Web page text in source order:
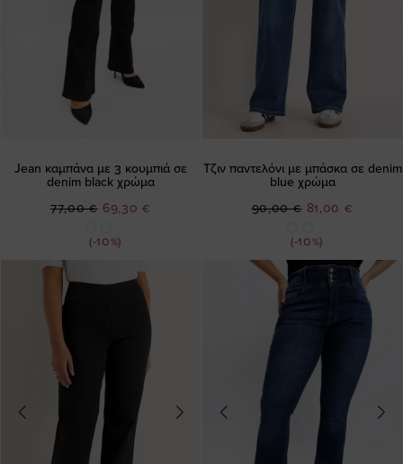
Jean καμπάνα με 3 κουμπιά σε
denim black χρώμα
(-10%)
Ειδική
69,30 €
77,00 €
Τζιν παντελόνι με μπάσκα σε denim
blue χρώμα
(-10%)
Ειδική
81,00 €
90,00 €